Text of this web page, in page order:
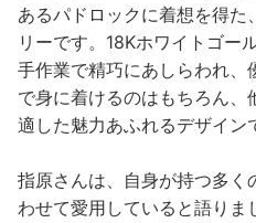
あるパドロックに着想を得
リーです。18Kホワイトゴー
手作業で精巧にあしらわれ、
で身に着けるのはもちろん、
適した魅力あふれるデザイン
指原さんは、自身が持つ多く
わせて愛用していると語りま